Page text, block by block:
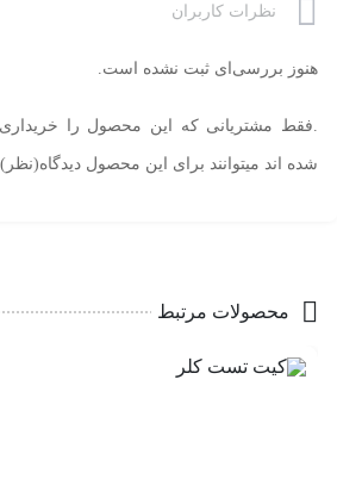
نظرات کاربران
هنوز بررسی‌ای ثبت نشده است.
.فقط مشتریانی که این محصول را
شده اند میتوانند برای این محصول دیدگاه(نظر)
محصولات مرتبط